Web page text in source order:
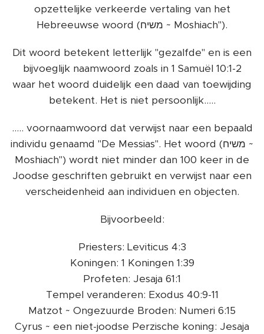
opzettelijke verkeerde vertaling van het
Hebreeuwse woord (משיח ~ Moshiach").
Dit woord betekent letterlijk "gezalfde" en is een
bijvoeglijk naamwoord zoals in 1 Samuël 10:1-2
waar het woord duidelijk een daad van toewijding
betekent. Het is niet persoonlijk.....
..... voornaamwoord dat verwijst naar een bepaald
individu genaamd "De Messias". Het woord (משיח ~
Moshiach") wordt niet minder dan 100 keer in de
Joodse geschriften gebruikt en verwijst naar een
verscheidenheid aan individuen en objecten.
Bijvoorbeeld:
Priesters: Leviticus 4:3
Koningen: 1 Koningen 1:39
Profeten: Jesaja 61:1
Tempel veranderen: Exodus 40:9-11
Matzot ~ Ongezuurde Broden: Numeri 6:15
Cyrus ~ een niet-joodse Perzische koning: Jesaja